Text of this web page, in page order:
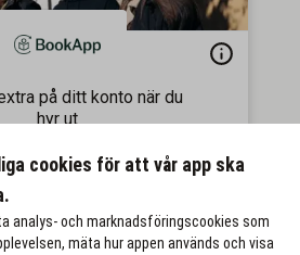
på ditt konto när du
hyr ut
på gamla kursböcker
cookies för att vår app ska
analys- och marknadsföringscookies som
mäta hur appen används och visa